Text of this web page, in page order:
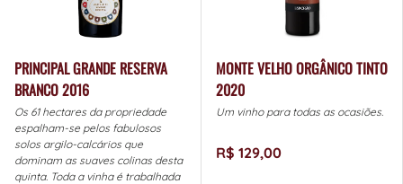
PRINCIPAL GRANDE RESERVA
BRANCO 2016
Os 61 hectares da propriedade
espalham-se pelos fabulosos
solos argilo-calcários que
dominam as suaves colinas desta
quinta. Toda a vinha é trabalhada
MONTE VELHO ORGÂNICO TINTO
2020
Um vinho para todas as ocasiões.
R$ 129,00